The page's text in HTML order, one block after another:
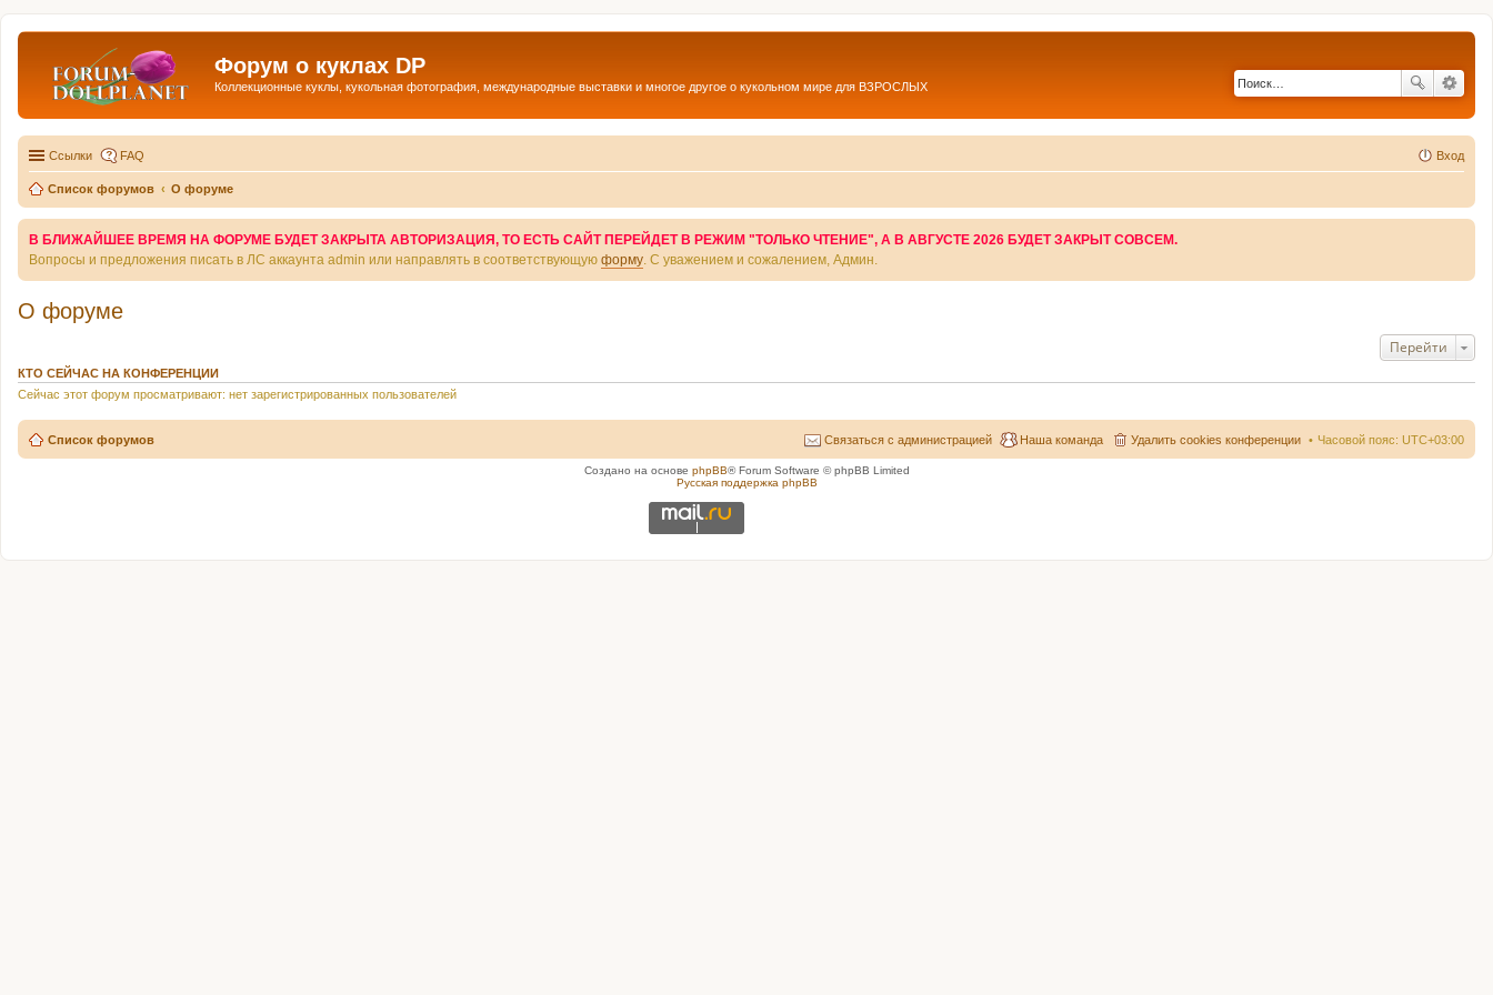
Форум о куклах DP
Коллекционные куклы, кукольная фотография, международные выставки и многое другое о кукольном мире для ВЗРОСЛЫХ
Ссылки FAQ Вход
Список форумов О форуме
В БЛИЖАЙШЕЕ ВРЕМЯ НА ФОРУМЕ БУДЕТ ЗАКРЫТА АВТОРИЗАЦИЯ, ТО ЕСТЬ САЙТ ПЕРЕЙДЕТ В РЕЖИМ "ТОЛЬКО ЧТЕНИЕ", А В АВГУСТЕ 2026 БУДЕТ ЗАКРЫТ СОВСЕМ.
Вопросы и предложения писать в ЛС аккаунта admin или направлять в соответствующую форму . С уважением и сожалением, Админ.
О форуме
Перейти
КТО СЕЙЧАС НА КОНФЕРЕНЦИИ
Сейчас этот форум просматривают: нет зарегистрированных пользователей
Список форумов Часовой пояс: UTC+03:00
Удалить cookies конференции
Наша команда
Связаться с администрацией
Создано на основе phpBB® Forum Software © phpBB Limited
Русская поддержка phpBB